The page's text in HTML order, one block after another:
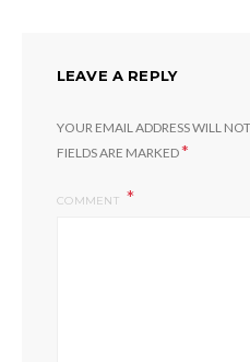
LEAVE A REPLY
YOUR EMAIL ADDRESS WILL
FIELDS ARE MARKED*
COMMENT